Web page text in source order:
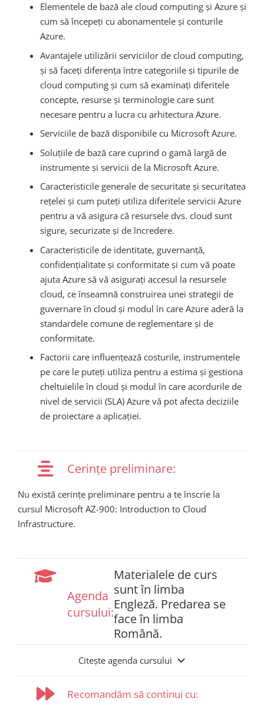
Elementele de bază ale cloud computing și Azure și
cum să începeți cu abonamentele și conturile
Azure.
Avantajele utilizării serviciilor de cloud computing,
și să faceți diferența între categoriile și tipurile de
cloud computing și cum să examinați diferitele
concepte, resurse și terminologie care sunt
necesare pentru a lucra cu arhitectura Azure.
Serviciile de bază disponibile cu Microsoft Azure.
Soluțiile de bază care cuprind o gamă largă de
instrumente și servicii de la Microsoft Azure.
Caracteristicile generale de securitate și securitatea
rețelei și cum puteți utiliza diferitele servicii Azure
pentru a vă asigura că resursele dvs. cloud sunt
sigure, securizate și de încredere.
Caracteristicile de identitate, guvernanță,
confidențialitate și conformitate și cum vă poate
ajuta Azure să vă asigurați accesul la resursele
cloud, ce înseamnă construirea unei strategii de
guvernare în cloud și modul în care Azure aderă la
standardele comune de reglementare și de
conformitate.
Factorii care influențează costurile, instrumentele
pe care le puteți utiliza pentru a estima și gestiona
cheltuielile în cloud și modul în care acordurile de
nivel de servicii (SLA) Azure vă pot afecta deciziile
de proiectare a aplicației.
Cerințe preliminare:
Nu există cerințe preliminare pentru a te înscrie la
cursul Microsoft AZ-900: Introduction to Cloud
Infrastructure.
Agenda
cursului:
Materialele de curs
sunt în limba
Engleză. Predarea se
face în limba
Română.
Citește agenda cursului
Recomandăm să continui cu: